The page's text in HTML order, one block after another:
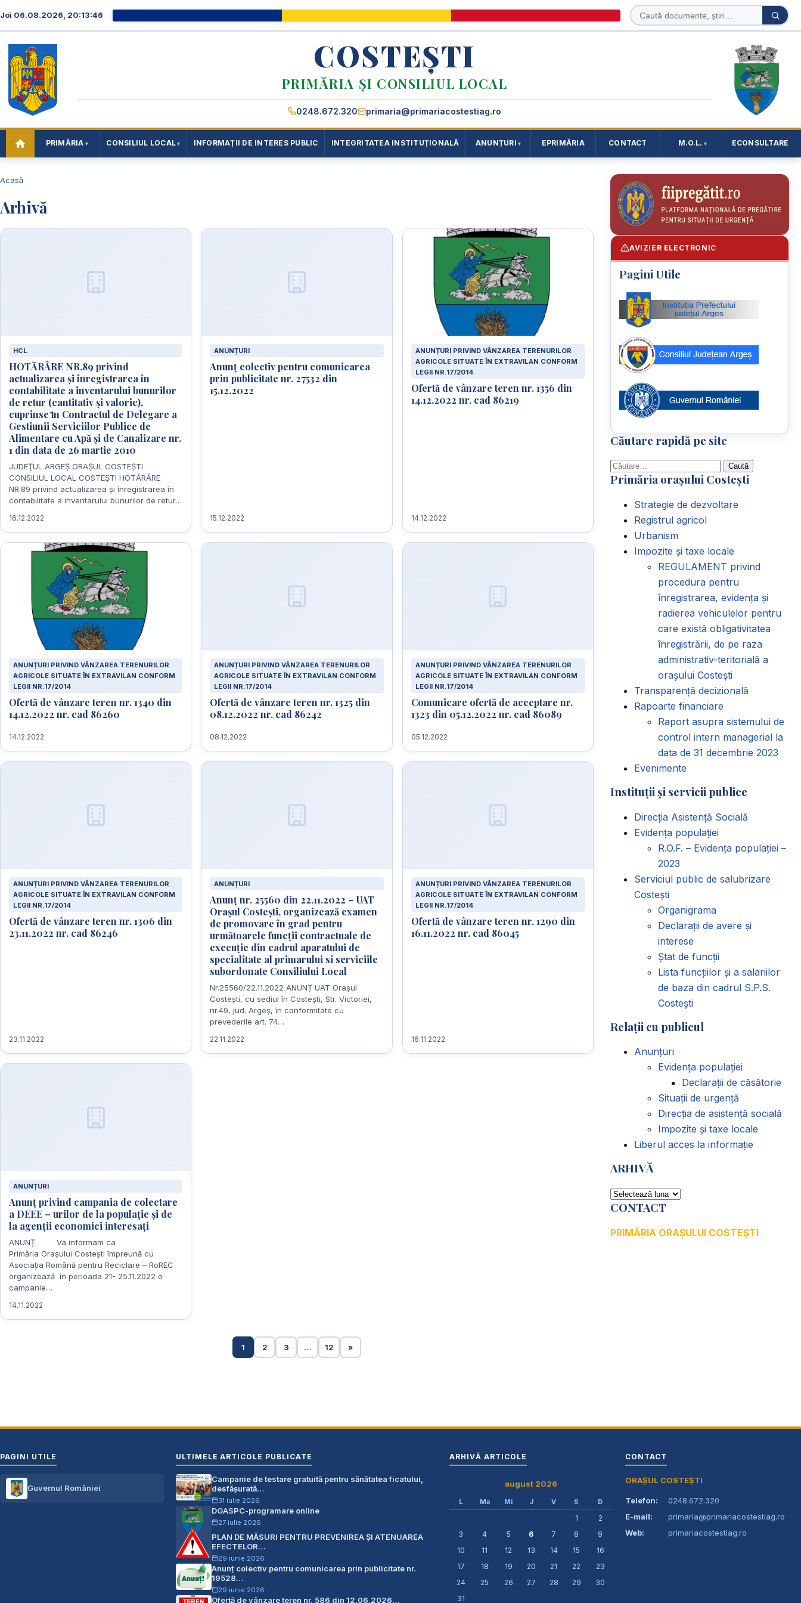
Joi 06.08.2026, 20:13:46
Caută
în
Caută
COSTEȘTI
PRIMĂRIA ȘI CONSILIUL LOCAL
0248.672.320 primaria@primariacostestiag.ro
PRIMĂRIA CONSILIUL LOCAL INFORMAȚII DE INTERES PUBLIC INTEGRITATEA INSTITUȚIONALĂ ANUNȚURI EPRIMĂRIA CONTACT M.O.L. ECONSULTARE
Acasă
Arhivă
HCL
HOTĂRÂRE NR.89 privind
actualizarea și înregistrarea în
contabilitate a inventarului bunurilor
de retur (cantitativ și valoric),
cuprinse ȋn Contractul de Delegare a
Gestiunii Serviciilor Publice de
Alimentare cu Apă şi de Canalizare nr.
1 din data de 26 martie 2010
JUDEŢUL ARGEŞ ORAŞUL COSTEŞTI
CONSILIUL LOCAL COSTEŞTI HOTĂRÂRE
NR.89 privind actualizarea și înregistrarea în
contabilitate a inventarului bunurilor de retur…
16.12.2022
ANUNȚURI
Anunț colectiv pentru comunicarea
prin publicitate nr. 27532 din
15.12.2022
15.12.2022
ANUNȚURI PRIVIND VÂNZAREA TERENURILOR
AGRICOLE SITUATE ÎN EXTRAVILAN CONFORM
LEGII NR.17/2014
Ofertă de vânzare teren nr. 1356 din
14.12.2022 nr. cad 86219
14.12.2022
ANUNȚURI PRIVIND VÂNZAREA TERENURILOR
AGRICOLE SITUATE ÎN EXTRAVILAN CONFORM
LEGII NR.17/2014
Ofertă de vânzare teren nr. 1340 din
14.12.2022 nr. cad 86260
14.12.2022
ANUNȚURI PRIVIND VÂNZAREA TERENURILOR
AGRICOLE SITUATE ÎN EXTRAVILAN CONFORM
LEGII NR.17/2014
Ofertă de vânzare teren nr. 1325 din
08.12.2022 nr. cad 86242
08.12.2022
ANUNȚURI PRIVIND VÂNZAREA TERENURILOR
AGRICOLE SITUATE ÎN EXTRAVILAN CONFORM
LEGII NR.17/2014
Comunicare ofertă de acceptare nr.
1323 din 05.12.2022 nr. cad 86089
05.12.2022
ANUNȚURI PRIVIND VÂNZAREA TERENURILOR
AGRICOLE SITUATE ÎN EXTRAVILAN CONFORM
LEGII NR.17/2014
Ofertă de vânzare teren nr. 1306 din
23.11.2022 nr. cad 86246
23.11.2022
ANUNȚURI
Anunț nr. 25560 din 22.11.2022 – UAT
Orașul Costești, organizează examen
de promovare în grad pentru
următoarele funcții contractuale de
execuție din cadrul aparatului de
specialitate al primarului si serviciile
subordonate Consiliului Local
Nr.25560/22.11.2022 ANUNȚ UAT Orașul
Costești, cu sediul în Costești, Str. Victoriei,
nr.49, jud. Argeș, în conformitate cu
prevederile art. 74…
22.11.2022
ANUNȚURI PRIVIND VÂNZAREA TERENURILOR
AGRICOLE SITUATE ÎN EXTRAVILAN CONFORM
LEGII NR.17/2014
Ofertă de vânzare teren nr. 1290 din
16.11.2022 nr. cad 86045
16.11.2022
ANUNȚURI
Anunț privind campania de colectare
a DEEE – urilor de la populație și de
la agenții economici interesați
ANUNȚ Va informam ca
Primăria Orașului Costești împreună cu
Asociația Română pentru Reciclare – RoREC
organizează în perioada 21- 25.11.2022 o
campanie…
14.11.2022
1 2 3 … 12 »
AVIZIER ELECTRONIC
Pagini Utile
Căutare rapidă pe site
Caută
după:
Primăria orașului Costești
Strategie de dezvoltare
Registrul agricol
Urbanism
Impozite și taxe locale
REGULAMENT privind
procedura pentru
înregistrarea, evidența și
radierea vehiculelor pentru
care există obligativitatea
înregistrării, de pe raza
administrativ-teritorială a
orașului Costești
Transparență decizională
Rapoarte financiare
Raport asupra sistemului de
control intern managerial la
data de 31 decembrie 2023
Evenimente
Instituții și servicii publice
Direcția Asistență Socială
Evidența populației
R.O.F. – Evidența populației –
2023
Serviciul public de salubrizare
Costești
Organigrama
Declarații de avere și
interese
Ștat de funcții
Lista funcțiilor și a salariilor
de baza din cadrul S.P.S.
Costești
Relații cu publicul
Anunțuri
Evidența populației
Declarații de căsătorie
Situații de urgență
Direcția de asistență socială
Impozite și taxe locale
Liberul acces la informație
ARHIVĂ
ARHIVĂ
CONTACT
PRIMĂRIA ORAȘULUI COSTEȘTI
PAGINI UTILE
Guvernul României
ULTIMELE ARTICOLE PUBLICATE
Campanie de testare gratuită pentru sănătatea ficatului,
desfășurată…
31 iulie 2026
DGASPC-programare online
27 iulie 2026
PLAN DE MĂSURI PENTRU PREVENIREA ŞI ATENUAREA
EFECTELOR…
29 iunie 2026
Anunț colectiv pentru comunicarea prin publicitate nr.
19528…
29 iunie 2026
Ofertă de vânzare teren nr. 586 din 12.06.2026…
ARHIVĂ ARTICOLE
august 2026
L Ma Mi J V S D
1
2
3
4 5 6 7 8
9
10
11 12 13 14 15
16
17
18 19 20 21 22
23
24
25 26 27 28 29
30
31
CONTACT
ORAȘUL COSTEȘTI
Telefon:
0248.672.320
E-mail:
primaria@primariacostestiag.ro
Web:
primariacostestiag.ro